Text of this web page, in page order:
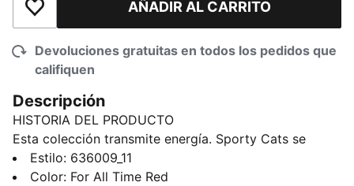
Añadir a la lista de deseosAÑADIR AL CARRITO
Devoluciones gratuitas en todos los pedidos que
califiquen
Descripción
HISTORIA DEL PRODUCTO
Esta colección transmite energía. Sporty Cats se
caracteriza por sus diseños atrevidos y su estilo
desenfadado, pensados para combinar, coordinar y
Estilo: 636009_11
Color: For All Time Red